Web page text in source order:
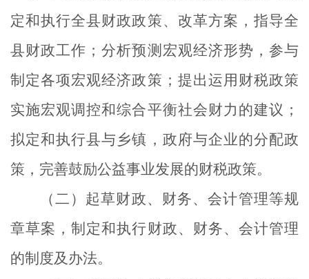
定和执行全县财政政策、改革方案，指导全
县财政工作；分析预测宏观经济形势，参与
制定各项宏观经济政策；提出运用财税政策
实施宏观调控和综合平衡社会财力的建议；
拟定和执行县与乡镇，政府与企业的分配政
策，完善鼓励公益事业发展的财税政策。
（二）起草财政、财务、会计管理等规
章草案，制定和执行财政、财务、会计管理
的制度及办法。